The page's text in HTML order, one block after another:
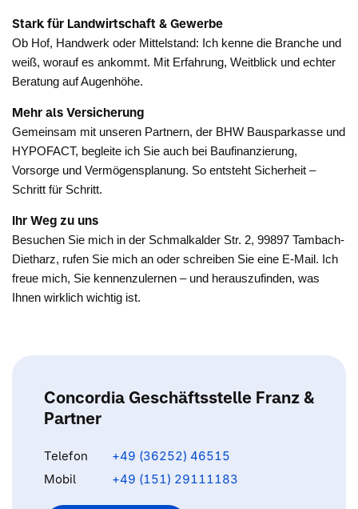
Stark für Landwirtschaft & Gewerbe
Ob Hof, Handwerk oder Mittelstand: Ich kenne die Branche und
weiß, worauf es ankommt. Mit Erfahrung, Weitblick und echter
Beratung auf Augenhöhe.
Mehr als Versicherung
Gemeinsam mit unseren Partnern, der BHW Bausparkasse und
HYPOFACT, begleite ich Sie auch bei Baufinanzierung,
Vorsorge und Vermögensplanung. So entsteht Sicherheit –
Schritt für Schritt.
Ihr Weg zu uns
Besuchen Sie mich in der Schmalkalder Str. 2, 99897 Tambach-
Dietharz, rufen Sie mich an oder schreiben Sie eine E-Mail. Ich
freue mich, Sie kennenzulernen – und herauszufinden, was
Ihnen wirklich wichtig ist.
Concordia Geschäftsstelle Franz &
Partner
Telefon
+49 (36252) 46515
Mobil
+49 (151) 29111183